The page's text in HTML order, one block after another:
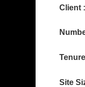
Client :
Site